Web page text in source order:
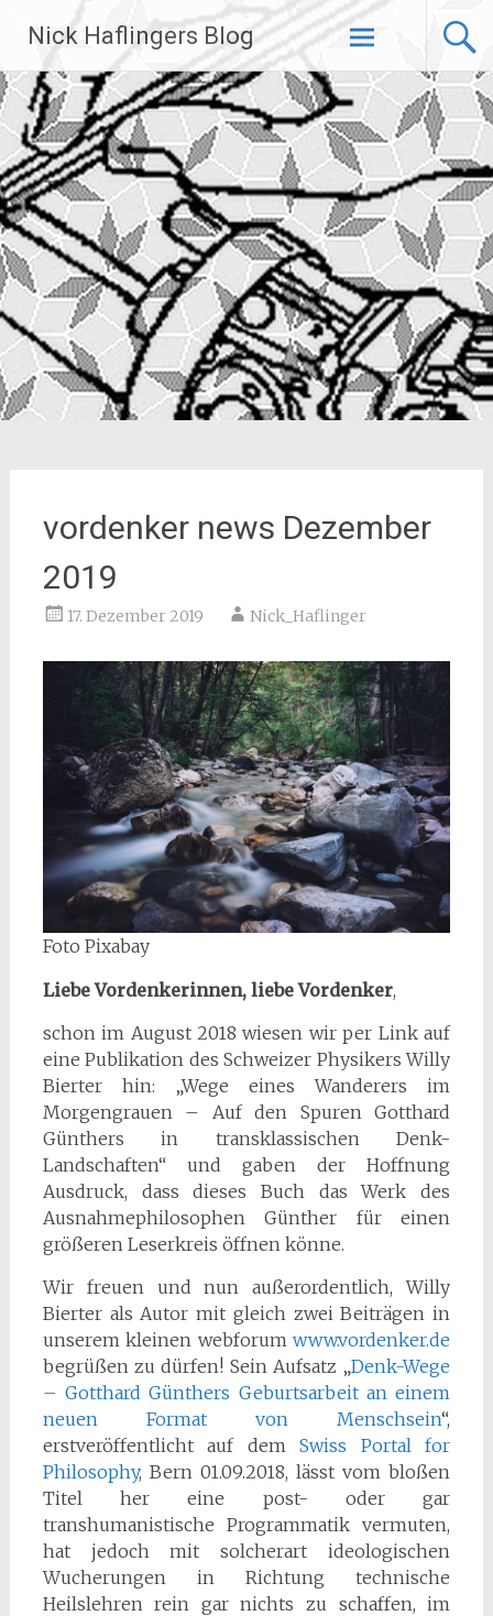
Inhalt
springen
Nick Haflingers Blog
vordenker news Dezember
2019
17. Dezember 2019 Nick_Haflinger
Foto Pixabay
Liebe Vordenkerinnen, liebe Vordenker,
schon im August 2018 wiesen wir per Link auf
eine Publikation des Schweizer Physikers Willy
Bierter hin: „Wege eines Wanderers im
Morgengrauen – Auf den Spuren Gotthard
Günthers in transklassischen Denk-
Landschaften“ und gaben der Hoffnung
Ausdruck, dass dieses Buch das Werk des
Ausnahmephilosophen Günther für einen
größeren Leserkreis öffnen könne.
Wir freuen und nun außerordentlich,Willy
Bierter als Autor mit gleich zwei Beiträgen in
unserem kleinen webforumwww.vordenker.de
begrüßen zu dürfen! Sein Aufsatz „Denk-Wege
– Gotthard Günthers Geburtsarbeit an einem
neuen Format von Menschsein“,
erstveröffentlicht auf demSwiss Portal for
Philosophy, Bern 01.09.2018, lässt vom bloßen
Titel her eine post- oder gar
transhumanistische Programmatik vermuten,
hat jedoch mit solcherart ideologischen
Wucherungen in Richtung technische
Heilslehren rein gar nichts zu schaffen, im